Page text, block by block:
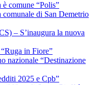
comune “Polis”
di San Demetrio
– S’inaugura la nuova
in Fiore”
nazionale “Destinazione
2025 e Cpb”